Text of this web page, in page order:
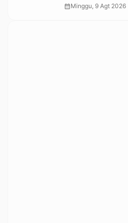
Proses Hukum
calendar_monthMinggu, 9 Agt 2026